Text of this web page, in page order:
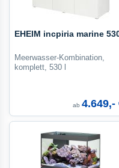
EHEIM incpiria marine
Meerwasser-Kombination,
komplett, 530 l
ab 4.649,-